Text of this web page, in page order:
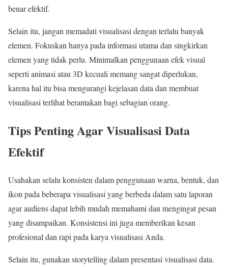
benar efektif.
Selain itu, jangan memadati visualisasi dengan terlalu banyak
elemen. Fokuskan hanya pada informasi utama dan singkirkan
elemen yang tidak perlu. Minimalkan penggunaan efek visual
seperti animasi atau 3D kecuali memang sangat diperlukan,
karena hal itu bisa mengurangi kejelasan data dan membuat
visualisasi terlihat berantakan bagi sebagian orang.
Tips Penting Agar Visualisasi Data
Efektif
Usahakan selalu konsisten dalam penggunaan warna, bentuk, dan
ikon pada beberapa visualisasi yang berbeda dalam satu laporan
agar audiens dapat lebih mudah memahami dan mengingat pesan
yang disampaikan. Konsistensi ini juga memberikan kesan
profesional dan rapi pada karya visualisasi Anda.
Selain itu, gunakan storytelling dalam presentasi visualisasi data.